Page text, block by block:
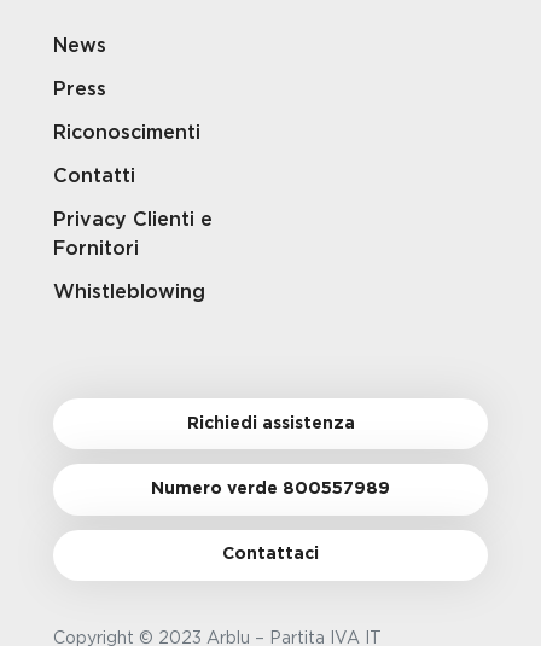
News
Press
Riconoscimenti
Contatti
Privacy Clienti e
Fornitori
Whistleblowing
Richiedi assistenza
Numero verde 800557989
Contattaci
Copyright © 2023 Arblu – Partita IVA IT